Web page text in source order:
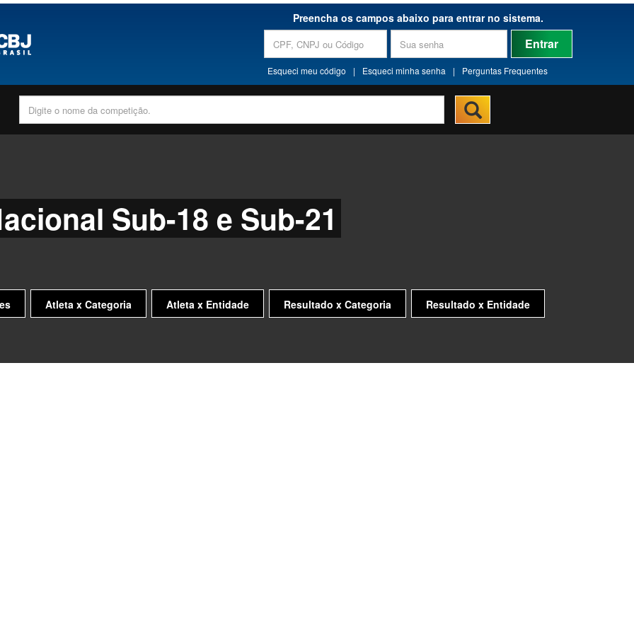
Preencha os campos abaixo para entrar no sistema.
Entrar
Esqueci meu código | Esqueci minha senha | Perguntas Frequentes
Sub-18 e Sub-21
Atleta x Categoria Atleta x Entidade Resultado x Categoria
Resultado x Entidade